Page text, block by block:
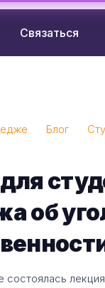
Связаться
Блог
об